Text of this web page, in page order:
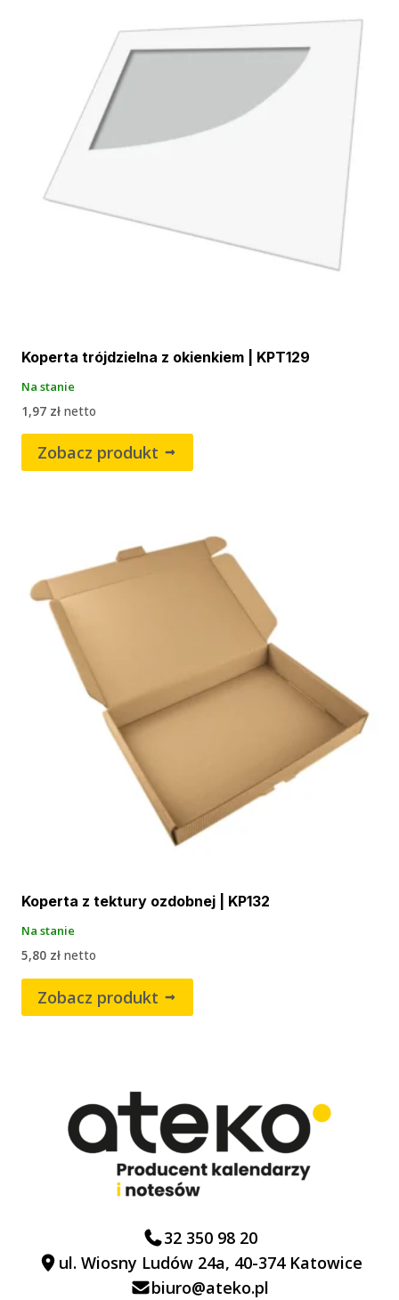
Koperta trójdzielna z okienkiem | KPT129
Na stanie
1,97 zł netto
Zobacz produkt
Koperta z tektury ozdobnej | KP132
Na stanie
5,80 zł netto
Zobacz produkt
32 350 98 20
ul. Wiosny Ludów 24a, 40-374 Katowice
biuro@ateko.pl